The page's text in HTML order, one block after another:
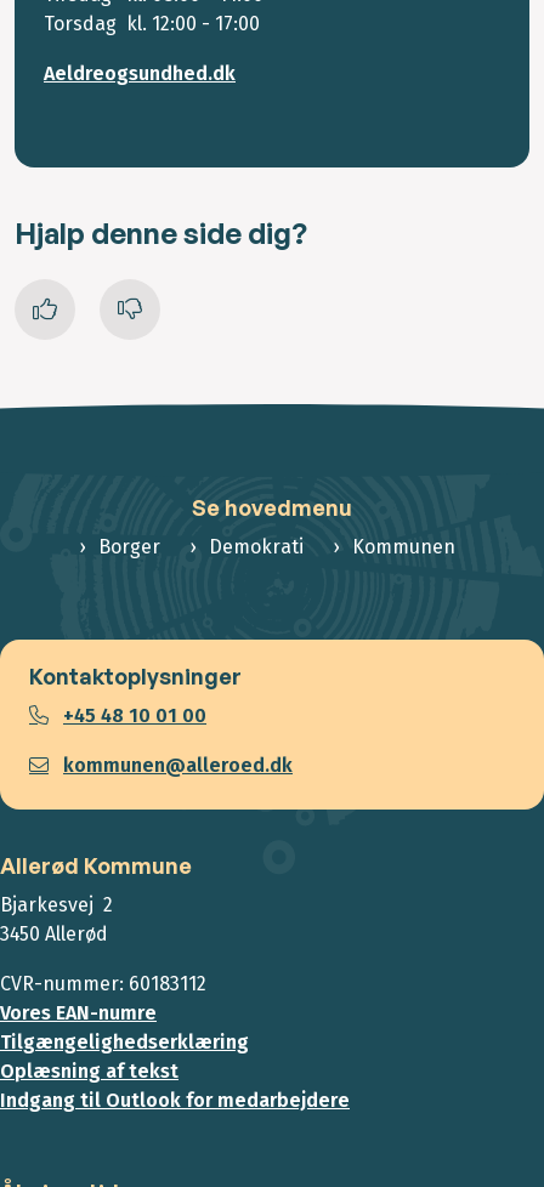
Torsdag kl. 12:00 - 17:00
Aeldreogsundhed.dk
Hjalp denne side dig?
Se hovedmenu
Borger Demokrati Kommunen
Kontaktoplysninger
+45 48 10 01 00
kommunen@alleroed.dk
Allerød Kommune
Bjarkesvej 2
3450 Allerød
CVR-nummer: 60183112
Vores EAN-numre
Tilgængelighedserklæring
Oplæsning af tekst
Indgang til Outlook for medarbejdere